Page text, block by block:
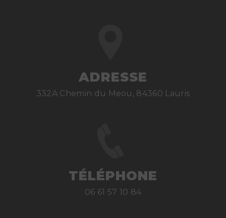
ADRESSE
332A Chemin du Meou, 84360 Lauris
TÉLÉPHONE
06 61 57 10 84